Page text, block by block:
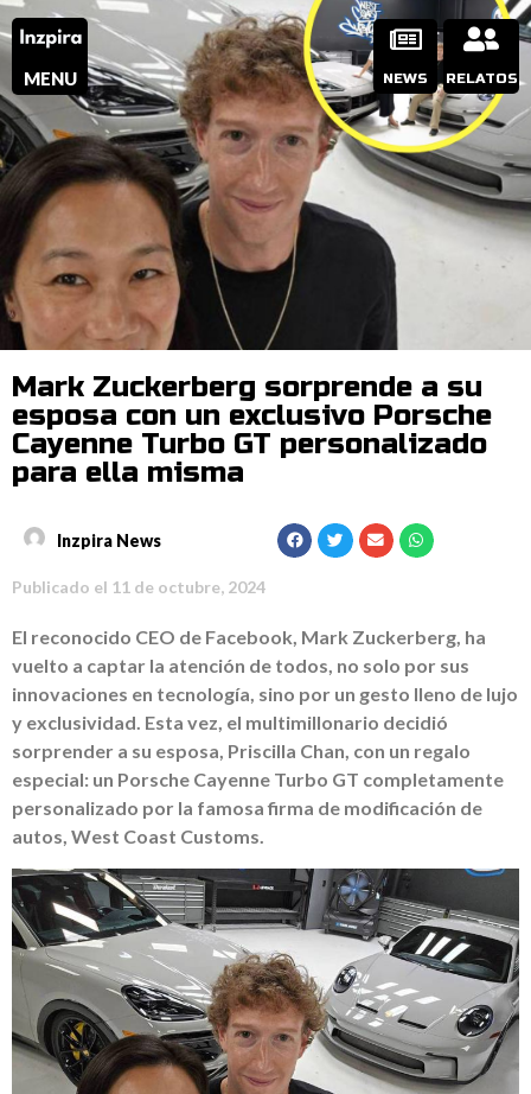
MENU NEWS RELATOS
Mark Zuckerberg sorprende a su
esposa con un exclusivo Porsche
Cayenne Turbo GT personalizado
para ella misma
Inzpira News
Publicado el 11 de octubre, 2024
El reconocido CEO de Facebook, Mark Zuckerberg, ha
vuelto a captar la atención de todos, no solo por sus
innovaciones en tecnología, sino por un gesto lleno de lujo
y exclusividad. Esta vez, el multimillonario decidió
sorprender a su esposa, Priscilla Chan, con un regalo
especial: un Porsche Cayenne Turbo GT completamente
personalizado por la famosa firma de modificación de
autos, West Coast Customs.